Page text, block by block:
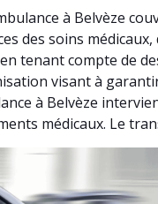
à Belvèze
des soins médicaux,
tenant compte de
visant à
à Belvèze
médicaux. Le